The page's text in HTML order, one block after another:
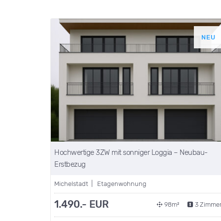
NEU
Hochwertige 3ZW mit sonniger Loggia – Neubau-
Erstbezug
Michelstadt | Etagenwohnung
1.490.- EUR 98m² 3